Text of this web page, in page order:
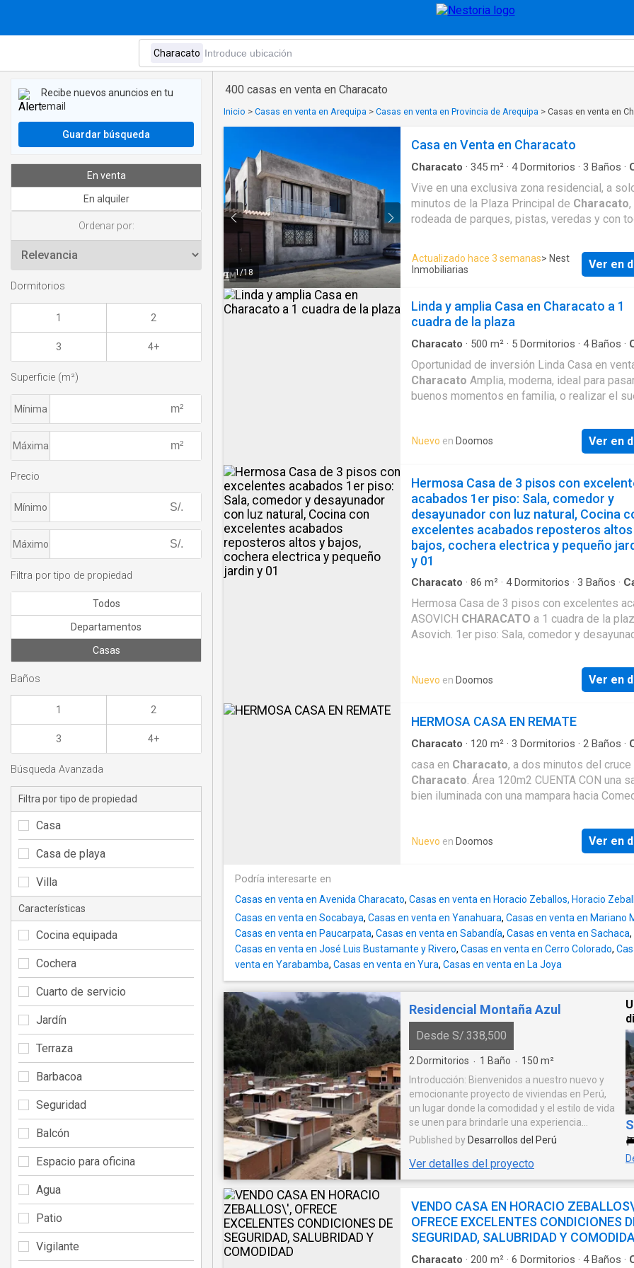
400 casas en venta en Characato
Inicio > Casas en venta en Arequipa > Casas en venta en Provincia de Arequipa > Casas en venta en
1 /18
Casa en Venta en Characato
Characato · 345 m² · 4Dormitorios · 3 Baños ·
Vive en una exclusiva zona residencial, a
minutos de la Plaza Principal de Characato,
rodeada de parques, pistas, veredas y con
para personalizar los acabados a tu gusto Área de
terreno: 288 m² Área de construcción: 345 m²
Cocina de concepto americano. • Estudio. •
Segundo piso • Dormitorio principal con
closet y baño privado. • 3 dormitorios
1 baño completo compartido. Tercer piso • Amplio
dormitorio de visitas con baño completo. •
lavandería. • Azotea con gran potencial para
mayor confort y tranquilidad ¡Una excelente
oportunidad para terminar la casa con el
una de las mejores zonas de Characato !
Inmobiliaria COVIM Constructora e
Actualizado hace 3 semanas> Nest
Inmobiliarias
Ver en
Linda y amplia Casa en Characato a 1
cuadra de la plaza
Characato · 500 m² · 5 Dormitorios · 4Baños ·
Oportunidad de inversión Linda Casa en
Characato Amplia, moderna, ideal para
buenos momentos en familia, o realizar el
, zona muy concurrida
turistas nacionales y extranjeros, cerca de
y comercio en general. Consta de: Primer
para mas de un vehículo. Segundo piso: 1
con baño privado, 4 habitaciones con baño
compartido, todas con roperos empotrados,
para una sala de estar o TV room. Tercer piso:
y baño de servicio, lavandería, azotea.
cuenta con un gran espacio libre para
futuro o implementar un gran negocio. 500
total, 260 m2 construcción, frente de 13
lineales. La casa se encuentra rodeada de
vista, cuenta con iluminación natural
accesos son grandes es una calle espaciosa,
l
Nuevo en Doomos Ver en
Hermosa Casa de 3 pisos con
acabados 1er piso: Sala, comedor y
desayunador con luz natural, Cocina
excelentes acabados reposteros
bajos, cochera electrica y pequeño
y 01
Characato · 86 m² · 4Dormitorios · 3 Baños ·
equipada
Hermosa Casa de 3 pisos con excelentes
ASOVICH CHARACATO a 1 cuadra de la
Asovich. 1er piso: Sala, comedor y
reposteros altos y bajos, cochera electrica y
pequeño jardin y 01 baño 2do piso: Pequeño
Terraza cuenta con tanque de agua
Nuevo en Doomos Ver en
HERMOSA CASA EN REMATE
Characato · 120 m² · 3 Dormitorios · 2 Baños ·
casa en Characato, a dos minutos del cruce
Characato. Área 120m2 CUENTA CON una
bien iluminada con una mampara hacia
completo con finos acabados Baño de
Habitación con 2 closets de pared a pared
Nuevo en Doomos Ver en
Podría interesarte en
Casas en venta en Avenida Characato, Casas en venta en Horacio Zeballos, Horacio
Casas en venta en Socabaya, Casas en venta en Yanahuara, Casas en venta en Mariano
Casas en venta en Paucarpata, Casas en venta en Sabandía, Casas en venta en Sachaca,
Casas en venta en José Luis Bustamante y Rivero, Casas en venta en Cerro Colorado,
venta en Yarabamba, Casas en venta en Yura, Casas en venta en La Joya
Residencial Montaña Azul
Desde S/.338,500
2 Dormitorios · 1 Baño · 150 m²
Introducción: Bienvenidos a nuestro nuevo y
emocionante proyecto de viviendas en Perú,
un lugar donde la comodidad y el estilo de vida
se unen para brindarle una experiencia
residencial excepcional. Diseñado por un
proyecto ofrece una combinación perfecta de
arquitectura moderna, comodidades de
hermoso país peruano. Ubicación: Este
proyecto se encuentra estratégicamente
ubicado en una de las zonas más prestigiosas
impresionantes vistas panorámicas de las
Published by Desarrollos del Perú
Ver detalles del proyecto
VENDO CASA EN HORACIO
OFRECE EXCELENTES CONDICIONES
SEGURIDAD, SALUBRIDAD Y
Characato · 200 m² · 6 Dormitorios · 4Baños ·
Recibe nuevos anuncios en tu
email
Guardar búsqueda
En venta
En alquiler
Ordenar por:
Dormitorios
1 2
3 4+
Superficie (m²)
Mínima
Máxima
Precio
Mínimo
Máximo
Filtra por tipo de propiedad
Todos
Departamentos
Casas
Baños
1 2
3 4+
Búsqueda Avanzada
Filtra por tipo de propiedad
Casa
Casa de playa
Villa
Características
Cocina equipada
Cochera
Cuarto de servicio
Jardín
Terraza
Barbacoa
Seguridad
Balcón
Espacio para oficina
Agua
Patio
Vigilante